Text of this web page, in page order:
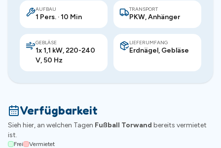
AUFBAU
1 Pers. · 10 Min
TRANSPORT
PKW, Anhänger
GEBLÄSE
1x 1,1 kW, 220-240
V, 50 Hz
LIEFERUMFANG
Erdnägel, Gebläse
Verfügbarkeit
Sieh hier, an welchen Tagen Fußball Torwand bereits vermietet
ist.
Frei Vermietet